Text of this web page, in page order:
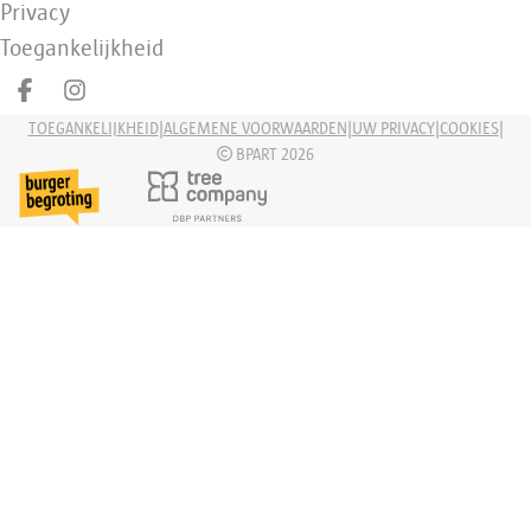
Privacy
Toegankelijkheid
Deel op facebook
Deel op Instagram
TOEGANKELIJKHEID| ALGEMENE VOORWAARDEN UW PRIVACY| COOKIES|
BPART 2026